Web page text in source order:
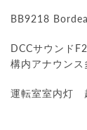
BB9218
DCCサウンド
構内アナウンス
運転室室内灯